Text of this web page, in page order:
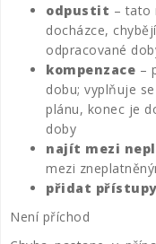
odpustit – tato
docházce,
odpracované
kompenzace –
dobu; vyplňuje
plánu, konec je
doby
najít mezi
mezi
přidat přístupy
Není příchod